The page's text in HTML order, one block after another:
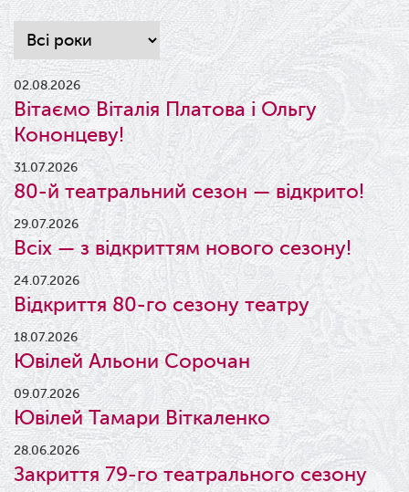
02.08.2026
Вітаємо Віталія Платова і Ольгу
Кононцеву!
31.07.2026
80-й театральний сезон — відкрито!
29.07.2026
Всіх — з відкриттям нового сезону!
24.07.2026
Відкриття 80-го сезону театру
18.07.2026
Ювілей Альони Сорочан
09.07.2026
Ювілей Тамари Віткаленко
28.06.2026
Закриття 79-го театрального сезону